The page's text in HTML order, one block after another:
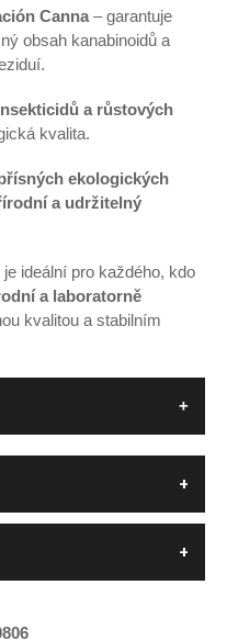
Canna – garantuje
obsah kanabinoidů a
a růstových
kvalita.
ekologických
a udržitelný
je ideální pro každého, kdo
a laboratorně
kvalitou a stabilním